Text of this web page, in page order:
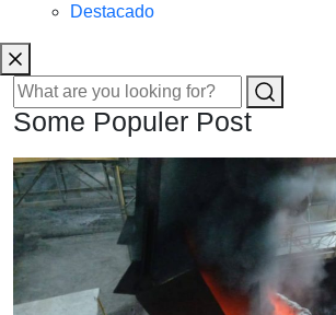
Destacado
Some Populer Post